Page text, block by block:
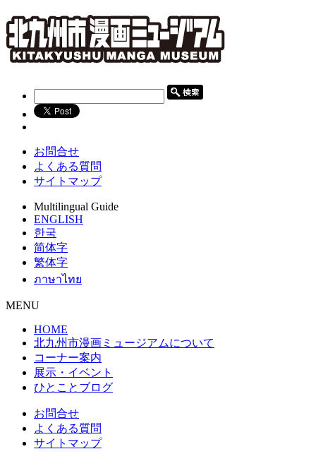
お問合せ
よくある質問
サイトマップ
Multilingual Guide
ENGLISH
한국
简体字
繁体字
ภาษาไทย
MENU
HOME
北九州市漫画ミュージアムについて
コーナー案内
展示・イベント
ひとことブログ
お問合せ
よくある質問
サイトマップ